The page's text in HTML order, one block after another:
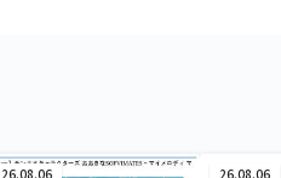
26.08.06 26.08.06